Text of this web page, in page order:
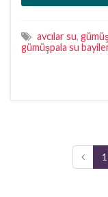
avcılar su,
gümüşpala su
1